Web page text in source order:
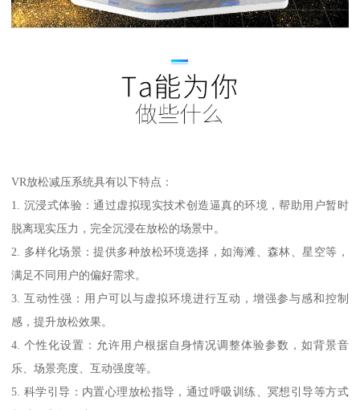
VR放松减压系统具有以下特点：
1. 沉浸式体验：通过虚拟现实技术创造逼真的环境，帮助用户暂时
脱离现实压力，完全沉浸在放松的场景中。
2. 多样化场景：提供多种放松环境选择，如海滩、森林、星空等，
满足不同用户的偏好需求。
3. 互动性强：用户可以与虚拟环境进行互动，增强参与感和控制
感，提升放松效果。
4. 个性化设置：允许用户根据自身情况调整体验参数，如背景音
乐、场景亮度、互动强度等。
5. 科学引导：内置心理放松指导，通过呼吸训练、冥想引导等方式